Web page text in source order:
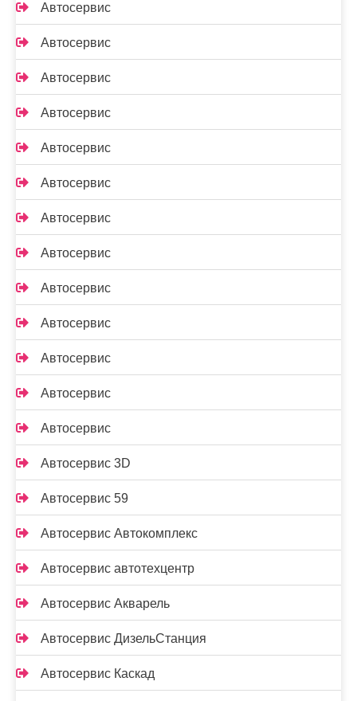
Автосервис
Автосервис
Автосервис
Автосервис
Автосервис
Автосервис
Автосервис
Автосервис
Автосервис
Автосервис
Автосервис
Автосервис
Автосервис
Автосервис 3D
Автосервис 59
Автосервис Автокомплекс
Автосервис автотехцентр
Автосервис Акварель
Автосервис ДизельСтанция
Автосервис Каскад